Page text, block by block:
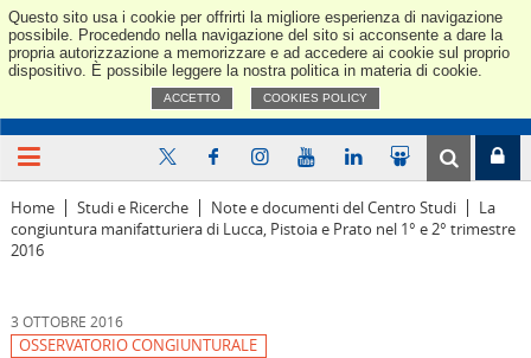
Questo sito usa i cookie per offrirti la migliore esperienza di navigazione
possibile. Procedendo nella navigazione del sito si acconsente a dare la
propria autorizzazione a memorizzare e ad accedere ai cookie sul proprio
dispositivo. È possibile leggere la nostra politica in materia di cookie.
ACCETTO COOKIES POLICY
Home Studi e Ricerche Note e documenti del Centro Studi
La
congiuntura manifatturiera di Lucca, Pistoia e Prato nel 1° e 2° trimestre
2016
3 OTTOBRE 2016
OSSERVATORIO CONGIUNTURALE